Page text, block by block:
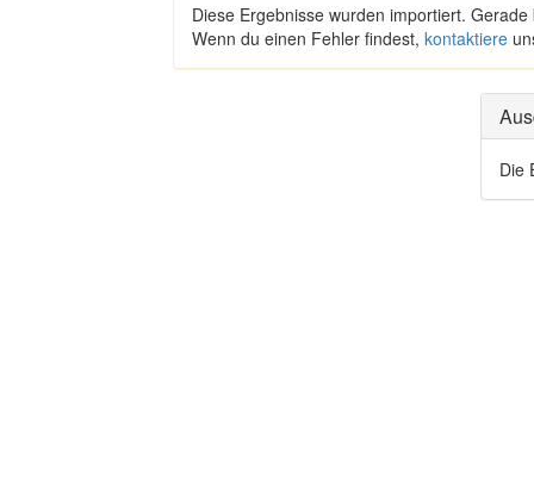
Diese Ergebnisse wurden importiert.
Wenn du einen Fehler findest, kontaktiere
Die